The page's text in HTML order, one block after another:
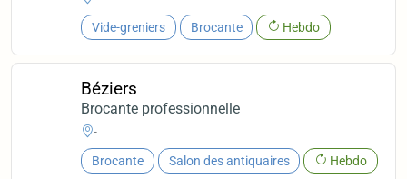
Vide-greniers Brocante Hebdo
Béziers
Brocante professionnelle
-
Brocante Salon des antiquaires Hebdo